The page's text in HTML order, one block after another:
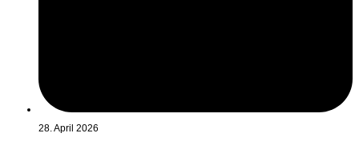
28. April 2026